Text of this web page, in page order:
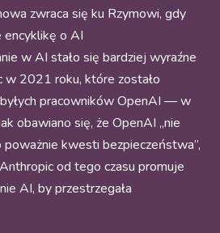
zwraca się ku Rzymowi, gdy
o AI
w AI stało się bardziej wyraźne
w 2021 roku, które zostało
pracowników OpenAI — w
obawiano się, że OpenAI „nie
kwesti bezpieczeństwa”,
od tego czasu promuje
AI, by przestrzegała